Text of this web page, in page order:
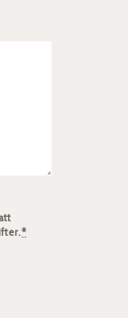
*